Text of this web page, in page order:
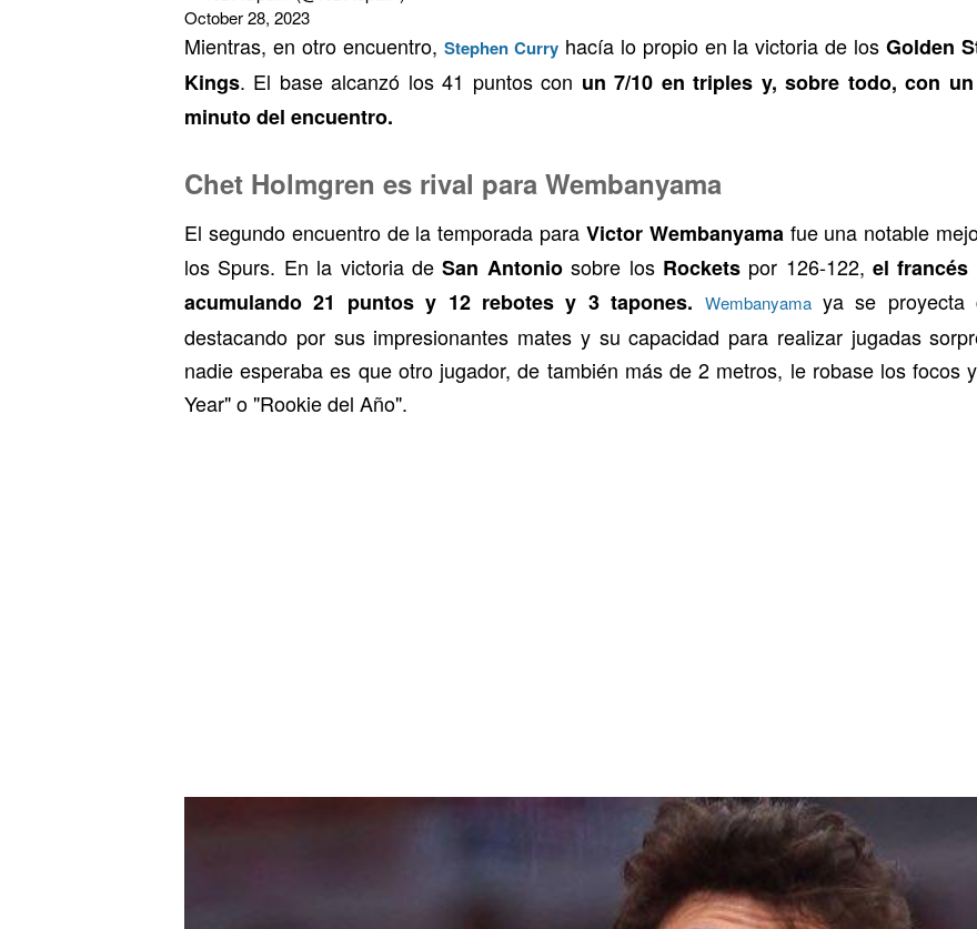
October 28, 2023
Mientras, en otro encuentro, Stephen Curryhacía lo propio en la victoria de losGolden
Kings. El base alcanzó los 41 puntos con un 7/10 en triples y, sobre todo, con
minuto del encuentro.
Chet Holmgren es rival para Wembanyama
El segundo encuentro de la temporada para Victor Wembanyama fue una notable
los Spurs. En la victoria deSan Antoniosobre los Rocketspor 126-122,el francés
acumulando 21 puntos y 12 rebotes y 3 tapones. Wembanyamaya se proyecta
destacando por sus impresionantes mates y su capacidad para realizar jugadas
nadie esperaba es que otro jugador, de también más de 2 metros, le robase los focos
Year" o "Rookie del Año".